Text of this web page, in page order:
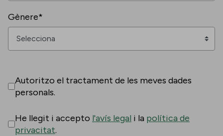
Gènere*
Autoritzo el tractament de les meves dades
personals.
He llegit i accepto l'avís legal i la política de
privacitat.